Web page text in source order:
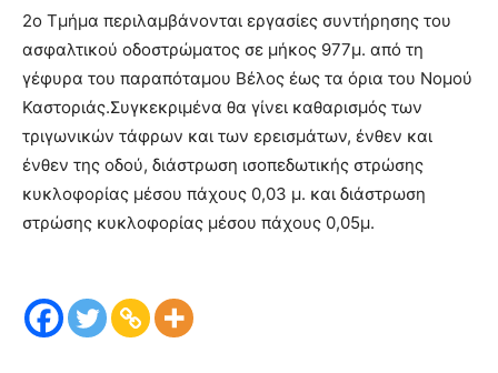
2ο Τμήμα περιλαμβάνονται εργασίες συντήρησης του
ασφαλτικού οδοστρώματος σε μήκος 977μ. από τη
γέφυρα του παραπόταμου Βέλος έως τα όρια του Νομού
Καστοριάς.Συγκεκριμένα θα γίνει καθαρισμός των
τριγωνικών τάφρων και των ερεισμάτων, ένθεν και
ένθεν της οδού, διάστρωση ισοπεδωτικής στρώσης
κυκλοφορίας μέσου πάχους 0,03 μ. και διάστρωση
στρώσης κυκλοφορίας μέσου πάχους 0,05μ.